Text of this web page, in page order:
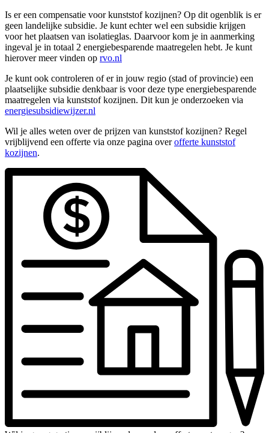
Is er een compensatie voor kunststof kozijnen? Op dit ogenblik is er
geen landelijke subsidie. Je kunt echter wel een subsidie krijgen
voor het plaatsen van isolatieglas. Daarvoor kom je in aanmerking
ingeval je in totaal 2 energiebesparende maatregelen hebt. Je kunt
hierover meer vinden op rvo.nl
Je kunt ook controleren of er in jouw regio (stad of provincie) een
plaatselijke subsidie denkbaar is voor deze type energiebesparende
maatregelen via kunststof kozijnen. Dit kun je onderzoeken via
energiesubsidiewijzer.nl
Wil je alles weten over de prijzen van kunststof kozijnen? Regel
vrijblijvend een offerte via onze pagina overofferte kunststof
kozijnen.